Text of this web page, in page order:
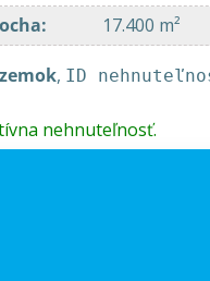
: 17.400 m²
, ID
nehnuteľnosť.